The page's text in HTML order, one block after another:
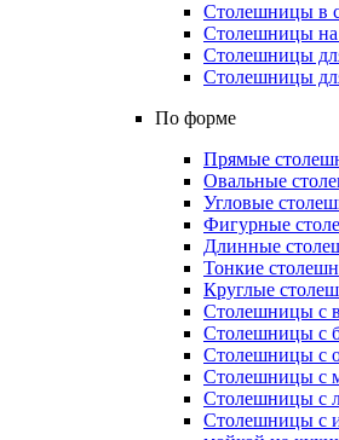
Столешницы в
Столешницы
Столешницы
Столешницы
По форме
Прямые
Овальные
Угловые
Фигурные
Длинные
Тонкие
Круглые
Столешницы с
Столешницы с
Столешницы с
Столешницы с
Столешницы с
Столешницы с